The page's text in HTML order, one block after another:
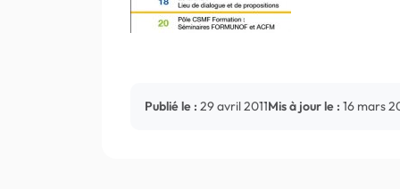
Publié le : 29 avril 2011Mis à jour le : 16 mars